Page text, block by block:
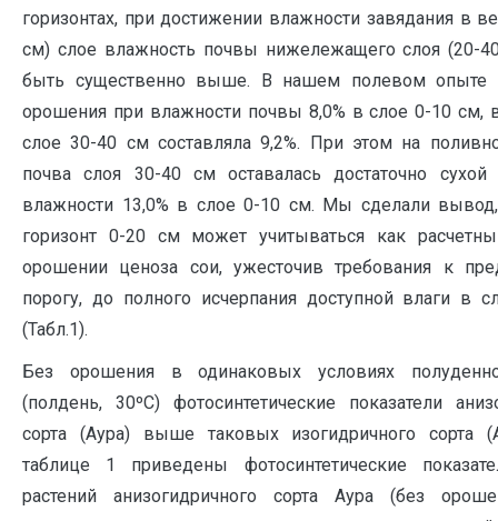
горизонтах, при достижении влажности завядания в
см) слое влажность почвы нижележащего слоя (20-
быть существенно выше. В нашем полевом опыте
орошения при влажности почвы 8,0% в слое 0-10 см,
слое 30-40 см составляла 9,2%. При этом на
почва слоя 30-40 см оставалась достаточно сухой
влажности 13,0% в слое 0-10 см. Мы сделали вывод,
горизонт 0-20 см может учитываться как
орошении ценоза сои, ужесточив требования к
порогу, до полного исчерпания доступной влаги в
(Табл.1).
Без орошения в одинаковых условиях
(полдень, 30ºС) фотосинтетические показатели
сорта (Аура) выше таковых изогидричного сорта
таблице 1 приведены фотосинтетические
растений анизогидричного сорта Аура (без